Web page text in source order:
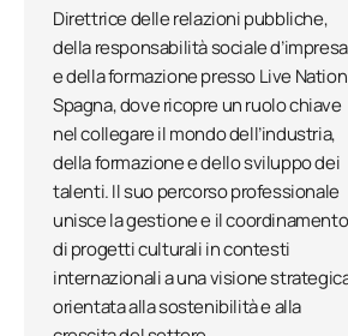
creatività
Nacho
Head
strategia
e grandi
capacità
Ana
CEO di
Direttrice delle relazioni pubbliche,
della responsabilità sociale d’impresa
e della formazione presso Live Nation
Spagna, dove ricopre un ruolo chiave
nel collegare il mondo dell’industria,
della formazione e dello sviluppo dei
talenti. Il suo percorso professionale
unisce la gestione e il coordinamento
di progetti culturali in contesti
internazionali a una visione
orientata alla sostenibilità e alla